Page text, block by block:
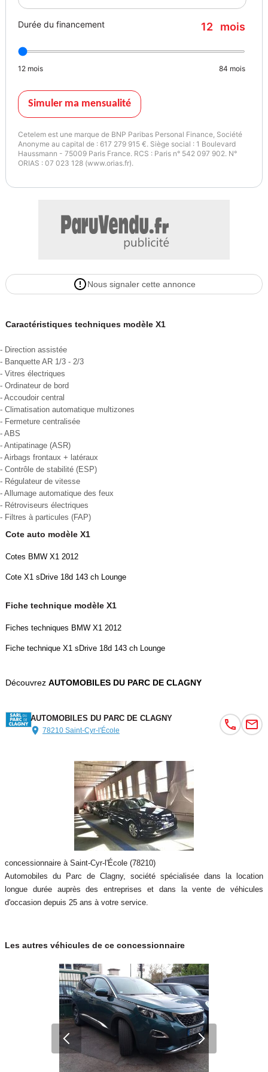
Durée du financement 12 mois
12 mois 84 mois
Simuler ma mensualité
Cetelem est une marque de BNP Paribas Personal Finance, Société
Anonyme au capital de : 617 279 915 €. Siège social : 1 Boulevard
Haussmann - 75009 Paris France. RCS : Paris n° 542 097 902. N°
ORIAS : 07 023 128 (www.orias.fr).
Nous signaler cette annonce
Caractéristiques techniques modèle X1
- Direction assistée
- Banquette AR 1/3 - 2/3
- Vitres électriques
- Ordinateur de bord
- Accoudoir central
- Climatisation automatique multizones
- Fermeture centralisée
- ABS
- Antipatinage (ASR)
- Airbags frontaux + latéraux
- Contrôle de stabilité (ESP)
- Régulateur de vitesse
- Allumage automatique des feux
- Rétroviseurs électriques
- Filtres à particules (FAP)
Cote auto modèle X1
Cotes BMW X1 2012
Cote X1 sDrive 18d 143 ch Lounge
Fiche technique modèle X1
Fiches techniques BMW X1 2012
Fiche technique X1 sDrive 18d 143 ch Lounge
Découvrez AUTOMOBILES DU PARC DE CLAGNY
AUTOMOBILES DU PARC DE CLAGNY
78210 Saint-Cyr-l'École
concessionnaire à Saint-Cyr-l'École (78210)
Automobiles du Parc de Clagny, société spécialisée dans la location
longue durée auprès des entreprises et dans la vente de véhicules
d'occasion depuis 25 ans à votre service.
Les autres véhicules de ce concessionnaire